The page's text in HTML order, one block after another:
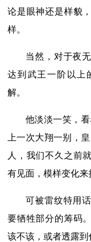
论是眼神还是样貌
样。
当然，对于夜
达到武王一阶以上
解。
他淡淡一笑，
上一次大翔一别，
人，我们不久之前
有见面，模样变化来
可被雷纹特用
要牺牲部分的筹码
该不该，或者透露到